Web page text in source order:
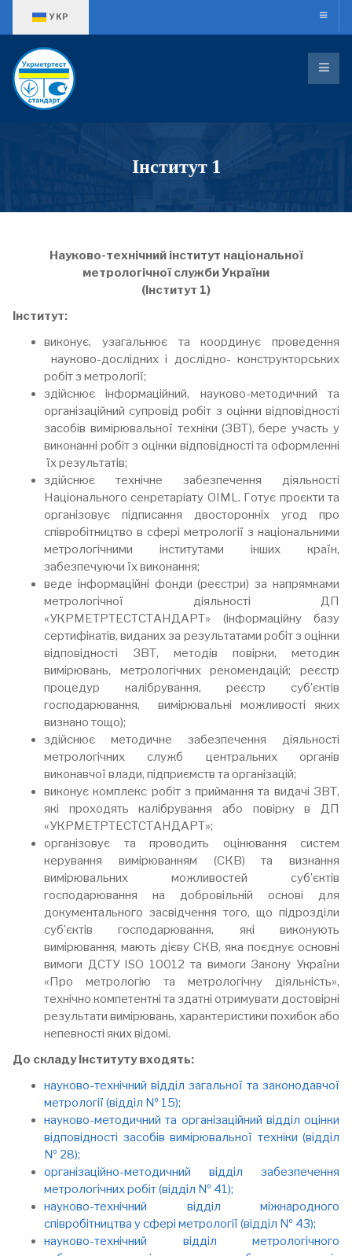
УКР
Інститут 1
Науково-технічний інститут національної
метрологічної служби України
(Інститут 1)
Інститут:
виконує, узагальнює та координує проведення
науково-дослідних і дослідно- конструкторських
робіт з метрології;
здійснює інформаційний, науково-методичний та
організаційний супровід робіт з оцінки відповідності
засобів вимірювальної техніки (ЗВТ), бере участь у
виконанні робіт з оцінки відповідності та оформленні
їх результатів;
здійснює технічне забезпечення діяльності
Національного секретаріату OIML. Готує проєкти та
організовує підписання двосторонніх угод про
співробітництво в сфері метрології з національними
метрологічними інститутами інших країн,
забезпечуючи їх виконання;
веде інформаційні фонди (реєстри) за напрямками
метрологічної діяльності ДП
«УКРМЕТРТЕСТСТАНДАРТ» (інформаційну базу
сертифікатів, виданих за результатами робіт з оцінки
відповідності ЗВТ, методів повірки, методик
вимірювань, метрологічних рекомендацій; реєстр
процедур калібрування, реєстр суб’єктів
господарювання, вимірювальні можливості яких
визнано тощо);
здійснює методичне забезпечення діяльності
метрологічних служб центральних органів
виконавчої влади, підприємств та організацій;
виконує комплекс робіт з приймання та видачі ЗВТ,
які проходять калібрування або повірку в ДП
«УКРМЕТРТЕСТСТАНДАРТ»;
організовує та проводить оцінювання систем
керування вимірюванням (СКВ) та визнання
вимірювальних можливостей суб’єктів
господарювання на добровільній основі для
документального засвідчення того, що підрозділи
суб’єктів господарювання, які виконують
вимірювання, мають дієву СКВ, яка поєднує основні
вимоги ДСТУ ISO 10012 та вимоги Закону України
«Про метрологію та метрологічну діяльність»,
технічно компетентні та здатні отримувати достовірні
результати вимірювань, характеристики похибок або
непевності яких відомі.
До складу Інституту входять:
науково-технічний відділ загальної та законодавчої
метрології (відділ № 15);
науково-методичний та організаційний відділ оцінки
відповідності засобів вимірювальної техніки (відділ
№ 28);
організаційно-методичний відділ забезпечення
метрологічних робіт (відділ № 41);
науково-технічний відділ міжнародного
співробітництва у сфері метрології (відділ № 43);
науково-технічний відділ метрологічного